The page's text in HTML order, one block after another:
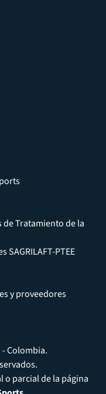
Tratamiento de la
PTEE
y proveedores
Colombia.
parcial de la página